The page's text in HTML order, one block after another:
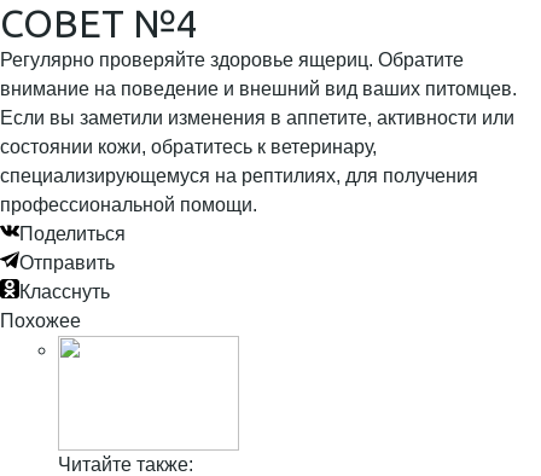
СОВЕТ №4
Регулярно проверяйте здоровье ящериц. Обратите
внимание на поведение и внешний вид ваших питомцев.
Если вы заметили изменения в аппетите, активности или
состоянии кожи, обратитесь к ветеринару,
специализирующемуся на рептилиях, для получения
профессиональной помощи.
Поделиться
Отправить
Класснуть
Похожее
Читайте также: